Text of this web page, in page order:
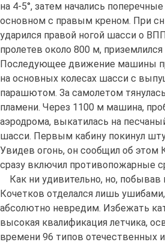
на 4-5°, затем начались
основном с правым креном. При
ударился правой ногой шасси о
пролетев около 800 м,
Последующее движение машины
на основных колесах шасси с
парашютом. За самолетом
пламени. Через 1100 м машина,
аэродрома, выкатилась на
шасси. Первым кабину покинул
Увидев огонь, он сообщил об этом
сразу включил противопожарные
Как ни удивительно, но, побывав
Кочетков отделался лишь
абсолютно невредим. Избежать
высокая квалификация летчика,
времени 96 типов отечественных